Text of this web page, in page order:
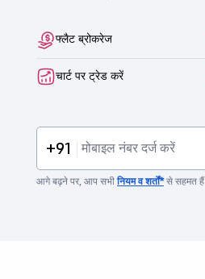
फ्लैट ब्रोकरेज
चार्ट पर ट्रेड करें
+91
आगे बढ़ने पर, आप सभीनियम व शर्तों*से सहमत हैं